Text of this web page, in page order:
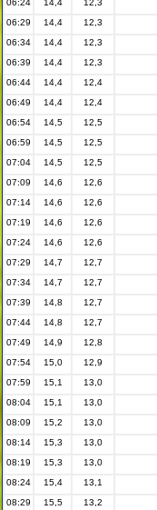
06:24
14,4 12,3
06:29
14,4 12,3
06:34
14,4 12,3
06:39
14,4 12,3
06:44
14,4 12,4
06:49
14,4 12,4
06:54
14,5 12,5
06:59
14,5 12,5
07:04
14,5 12,5
07:09
14,6 12,6
07:14
14,6 12,6
07:19
14,6 12,6
07:24
14,6 12,6
07:29
14,7 12,7
07:34
14,7 12,7
07:39
14,8 12,7
07:44
14,8 12,7
07:49
14,9 12,8
07:54
15,0 12,9
07:59
15,1 13,0
08:04
15,1 13,0
08:09
15,2 13,0
08:14
15,3 13,0
08:19
15,3 13,0
08:24
15,4 13,1
08:29
15,5 13,2